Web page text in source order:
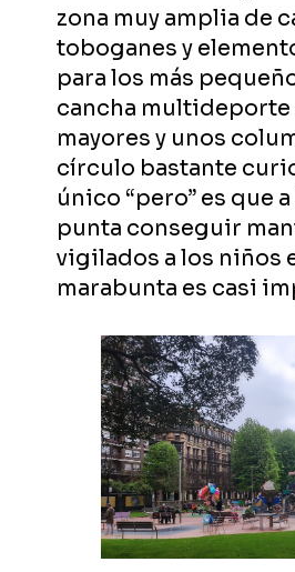
zona muy amplia de
toboganes y
para los más
cancha multideporte
mayores y unos
círculo bastante
único “pero” es que
punta conseguir
vigilados a los niños
marabunta es casi